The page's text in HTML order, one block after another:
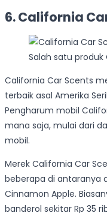
6. California
Salah satu
California Car Scents
terbaik asal Amerika
Pengharum mobil
mana saja, mulai dari
mobil.
Merek California Car
beberapa di antaranya
Cinnamon Apple.
banderol sekitar Rp 35